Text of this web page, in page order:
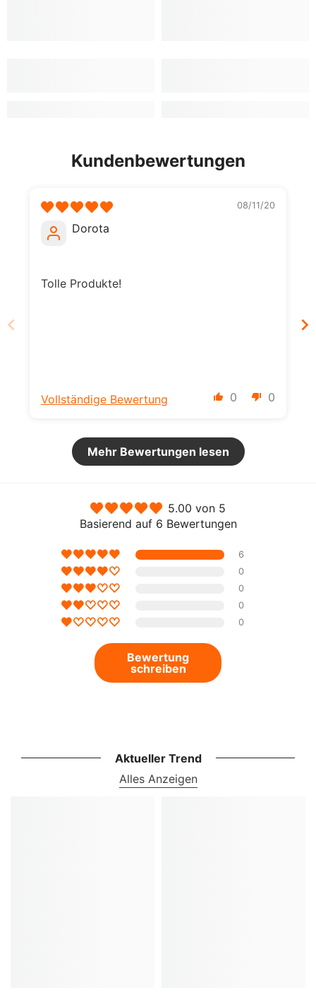
Kundenbewertungen
08/11/20
Dorota
Tolle Produkte!
0 0
Vollständige Bewertung
Mehr Bewertungen lesen
5.00 von 5
Basierend auf 6 Bewertungen
6
0
0
0
0
Bewertung
schreiben
Aktueller Trend
Alles Anzeigen